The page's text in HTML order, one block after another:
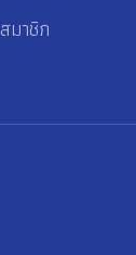
สมาชิก